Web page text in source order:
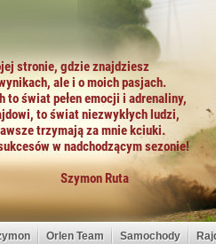
Orlen Team Samochody